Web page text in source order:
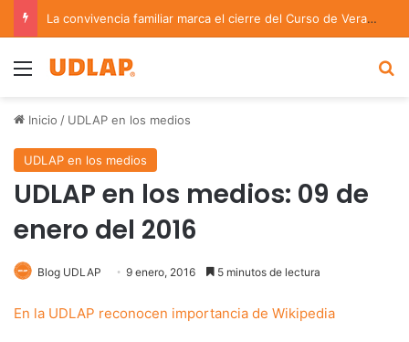
La convivencia familiar marca el cierre del Curso de Verano de Escuelas Aztecas
Menu
Inicio / UDLAP en los medios
UDLAP en los medios
UDLAP en los medios: 09 de
enero del 2016
Blog UDLAP 9 enero, 2016 5 minutos de lectura
En la UDLAP reconocen importancia de Wikipedia